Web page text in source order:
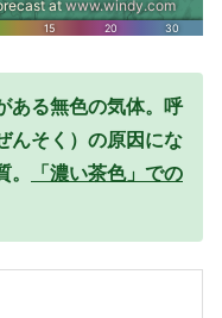
ある無色の気体。呼
んそく）の原因にな
「濃い茶色」での